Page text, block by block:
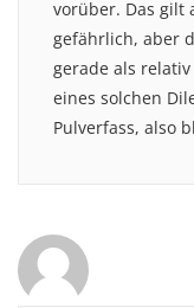
vorüber. Das gilt
gefährlich, aber
gerade als
eines solchen
Pulverfass, also